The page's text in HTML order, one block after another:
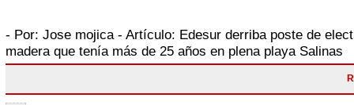
- Por: Jose mojica- Artículo: Edesur derriba poste de
madera que tenía más de 25 años en plena playa Salinas